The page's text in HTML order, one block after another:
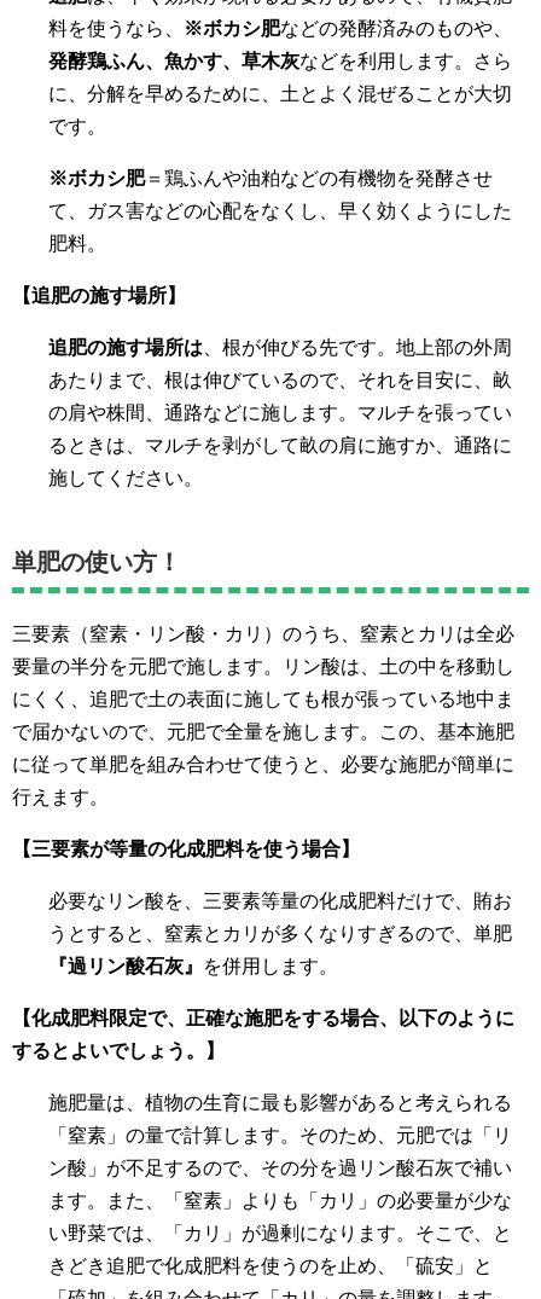
料を使うなら、
※ボカシ肥などの発酵済みのものや、
発酵鶏ふん、魚かす、草木灰などを利用します。さら
に、分解を早めるために、土とよく混ぜることが大切
です。
※ボカシ肥＝鶏ふんや油粕などの有機物を発酵させ
て、ガス害などの心配をなくし、早く効くようにした
肥料。
【追肥の施す場所】
追肥の施す場所は 、根が伸びる先です。地上部の外周
あたりまで、根は伸びているので、それを目安に、畝
の肩や株間、通路などに施します。マルチを張ってい
るときは、マルチを剥がして畝の肩に施すか、通路に
施してください。
単肥の使い方！
三要素（窒素・リン酸・カリ）のうち、窒素とカリは全必
要量の半分を元肥で施します。リン酸は、土の中を移動し
にくく、追肥で土の表面に施しても根が張っている地中ま
で届かないので、元肥で全量を施します。この、基本施肥
に従って単肥を組み合わせて使うと、必要な施肥が簡単に
行えます。
【三要素が等量の化成肥料を使う場合】
必要なリン酸を、三要素等量の化成肥料だけで、賄お
うとすると、窒素とカリが多くなりすぎるので、単肥
『過リン酸石灰』
を併用します。
【化成肥料限定で、正確な施肥をする場合、以下のように
するとよいでしょう。】
施肥量は、植物の生育に最も影響があると考えられる
「窒素」の量で計算します。そのため、元肥では「リ
ン酸」が不足するので、その分を過リン酸石灰で補い
ます。また、「窒素」よりも「カリ」の必要量が少な
い野菜では、「カリ」が過剰になります。そこで、と
きどき追肥で化成肥料を使うのを止め、「硫安」と